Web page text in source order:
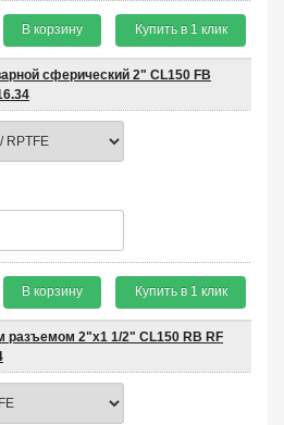
В корзину Купить в 1 клик
сферический 2" CL150 FB
В корзину Купить в 1 клик
разъемом 2"x1 1/2" CL150 RB RF